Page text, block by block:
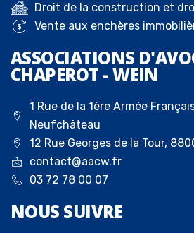
Droit de la construction et
Vente aux enchères
ASSOCIATIONS
CHAPEROT - WEIN
1 Rue de la 1ère Armée
Neufchâteau
12 Rue Georges de la Tour,
contact@aacw.fr
03 72 78 00 07
NOUS SUIVRE